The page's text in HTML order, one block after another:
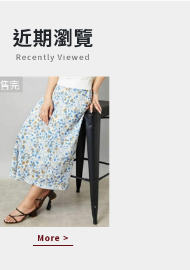
近期瀏覽
Recently Viewed
售完
More >